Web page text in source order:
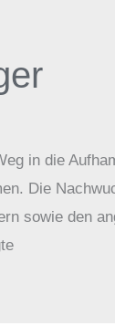
in die
Die
sowie den